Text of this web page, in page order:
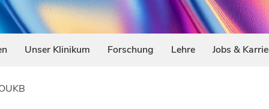
Unser Klinikum Forschung Lehre Jobs &